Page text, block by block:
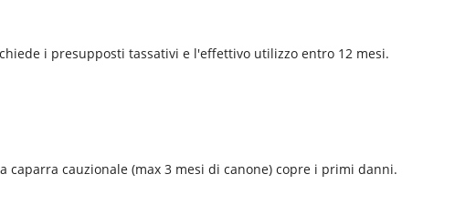
i presupposti tassativi e l'effettivo utilizzo entro 12 mesi.
cauzionale (max 3 mesi di canone) copre i primi danni.